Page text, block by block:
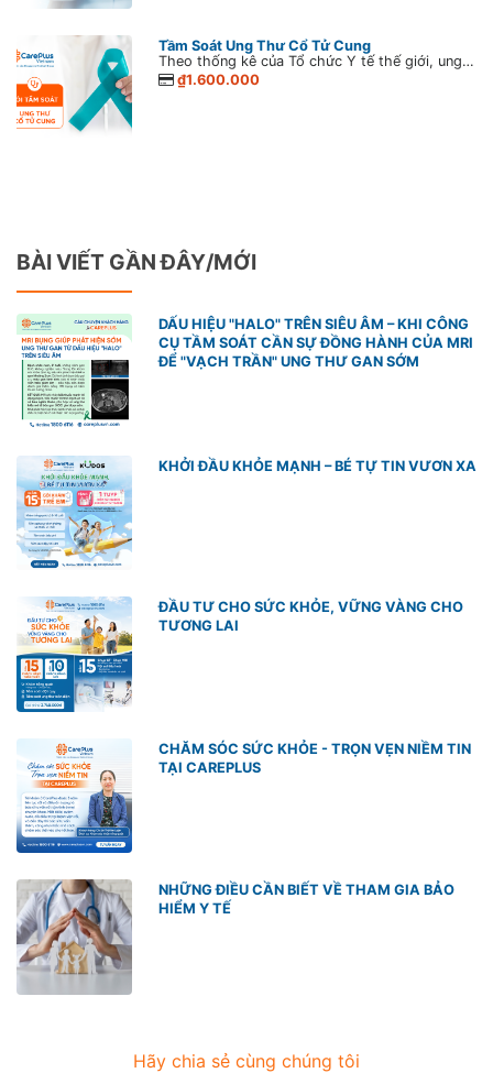
Tầm Soát Ung Thư Cổ Tử Cung
Theo thống kê của Tổ chức Y tế thế giới, ung thư cổ tử cung là một trong những loại bệnh ung thư phổ biến hàng đầu ở phụ nữ Việt Nam. Theo đó, mỗi năm Việt Nam lại có khoảng 6.000 phụ nữ phát hiện bệnh và hơn ½ số đó tử vong. Hơn thế nữa, con số phụ nữ mắc bệnh ung thư cổ tử cung đang ngày càng cao do sự ô nhiễm từ môi trường, thức ăn và lối sống thiếu lành mạnh. Tuy nhiên, nếu nhận biết sớm dấu hiệu ung thư cổ tử cung, bệnh có thể chữa khỏi ở giai đoạn đầu.
₫1.600.000
BÀI VIẾT GẦN ĐÂY/MỚI
DẤU HIỆU "HALO" TRÊN SIÊU ÂM – KHI CÔNG
CỤ TẦM SOÁT CẦN SỰ ĐỒNG HÀNH CỦA MRI
ĐỂ "VẠCH TRẦN" UNG THƯ GAN SỚM
KHỞI ĐẦU KHỎE MẠNH – BÉ TỰ TIN VƯƠN XA
ĐẦU TƯ CHO SỨC KHỎE, VỮNG VÀNG CHO
TƯƠNG LAI
CHĂM SÓC SỨC KHỎE - TRỌN VẸN NIỀM TIN
TẠI CAREPLUS
NHỮNG ĐIỀU CẦN BIẾT VỀ THAM GIA BẢO
HIỂM Y TẾ
Hãy chia sẻ cùng chúng tôi